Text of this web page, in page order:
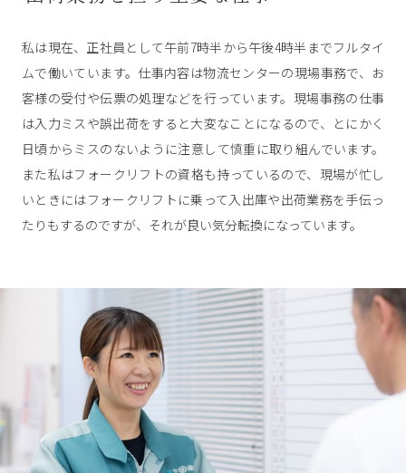
私は現在、正社員として午前7時半から午後4時半までフルタイ
ムで働いています。仕事内容は物流センターの現場事務で、お
客様の受付や伝票の処理などを行っています。現場事務の仕事
は入力ミスや誤出荷をすると大変なことになるので、とにかく
日頃からミスのないように注意して慎重に取り組んでいます。
また私はフォークリフトの資格も持っているので、現場が忙し
いときにはフォークリフトに乗って入出庫や出荷業務を手伝っ
たりもするのですが、それが良い気分転換になっています。